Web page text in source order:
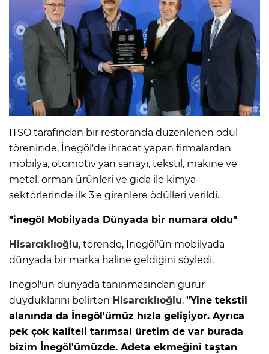
İTSO tarafından bir restoranda düzenlenen ödül
töreninde, İnegöl'de ihracat yapan firmalardan
mobilya, otomotiv yan sanayi, tekstil, makine ve
metal, orman ürünleri ve gıda ile kimya
sektörlerinde ilk 3'e girenlere ödülleri verildi.
"inegöl Mobilyada Dünyada bir numara oldu"
Hisarcıklıoğlu, törende, İnegöl'ün mobilyada
dünyada bir marka haline geldiğini söyledi.
İnegöl'ün dünyada tanınmasından gurur
duyduklarını belirten Hisarcıklıoğlu, "Yine tekstil
alanında da İnegöl'ümüz hızla gelişiyor. Ayrıca
pek çok kaliteli tarımsal üretim de var burada
bizim İnegöl'ümüzde. Adeta ekmeğini taştan